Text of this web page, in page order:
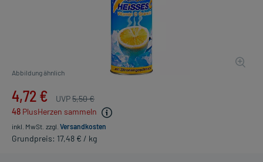
Abbildung ähnlich
4,72 € UVP5,50 €
48 PlusHerzen sammeln
inkl. MwSt. zzgl. Versandkosten
Grundpreis: 17,48 € / kg